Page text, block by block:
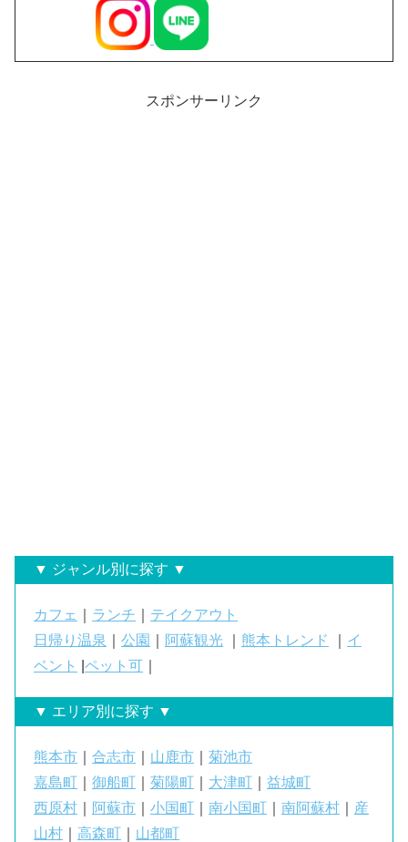
スポンサーリンク
▼ ジャンル別に探す ▼
カフェ ランチ
テイクアウト
日帰り温泉
公園 阿蘇観光 熊本トレンド
イ
ベント
ペット可
▼ エリア別に探す ▼
熊本市 合志市 山鹿市
菊池市
嘉島町
御船町 菊陽町 大津町
益城町
西原村
阿蘇市 小国町 南小国町 南阿蘇村
産
山村
高森町 山都町